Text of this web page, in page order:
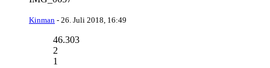
Kinman - 26. Juli 2018, 16:49
46.303
2
1